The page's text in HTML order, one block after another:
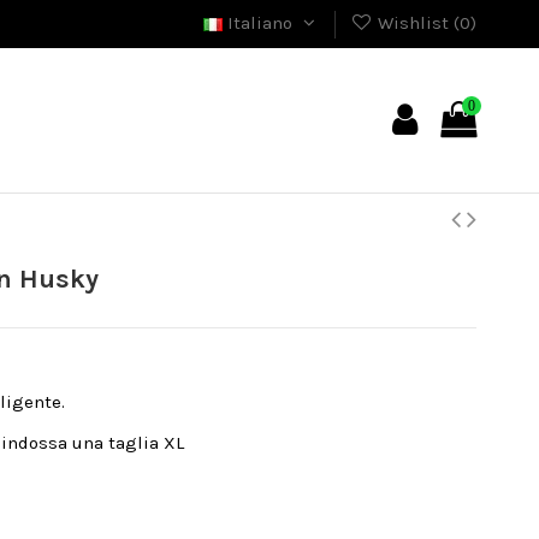
Italiano Wishlist (0)
0
Husky
una taglia XL